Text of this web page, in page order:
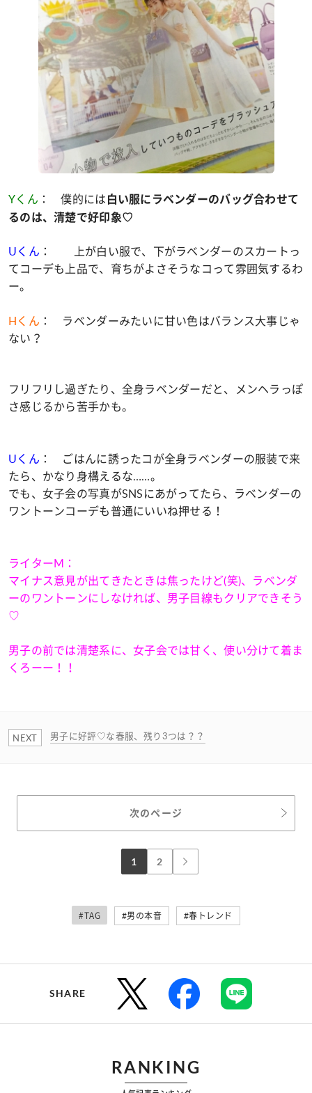
Yくん ： 僕的には 白い服にラベンダーのバッグ合わせて
るのは、清楚で好印象♡
Uくん ： 上が白い服で、下がラベンダーのスカートっ
てコーデも上品で、育ちがよさそうなコって雰囲気するわ
ー。
Hくん ： ラベンダーみたいに甘い色はバランス大事じゃ
ない？
フリフリし過ぎたり、全身ラベンダーだと、メンヘラっぽ
さ感じるから苦手かも。
Uくん ： ごはんに誘ったコが全身ラベンダーの服装で来
たら、かなり身構えるな……。
でも、女子会の写真がSNSにあがってたら、ラベンダーの
ワントーンコーデも普通にいいね押せる！
ライターM：
マイナス意見が出てきたときは焦ったけど(笑)、ラベンダ
ーのワントーンにしなければ、男子目線もクリアできそう
♡
男子の前では清楚系に、女子会では甘く、使い分けて着ま
くろーー！！
男子に好評♡な春服、残り3つは？？
次のページ
1 2
#TAG #男の本音 #春トレンド
SHARE
RANKING